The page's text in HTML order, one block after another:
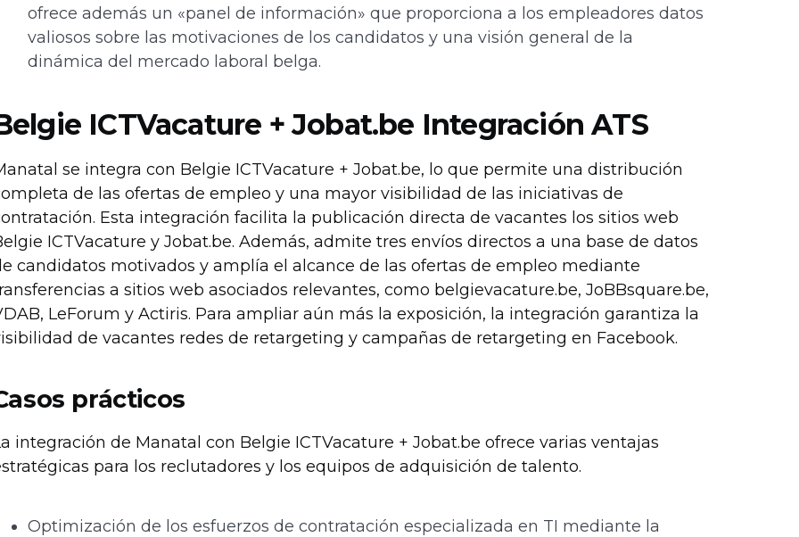
ofrece además un «panel de información» que proporciona a los empleadores datos
valiosos sobre las motivaciones de los candidatos y una visión general de la
dinámica del mercado laboral belga.
ICTVacature + Jobat.be Integración ATS
se integra con Belgie ICTVacature + Jobat.be, lo que permite una distribución
de las ofertas de empleo y una mayor visibilidad de las iniciativas de
Esta integración facilita la publicación directa de vacantes los sitios web
ICTVacature y Jobat.be. Además, admite tres envíos directos a una base de datos
candidatos motivados y amplía el alcance de las ofertas de empleo mediante
a sitios web asociados relevantes, como belgievacature.be, JoBBsquare.be,
LeForum y Actiris. Para ampliar aún más la exposición, la integración garantiza la
de vacantes redes de retargeting y campañas de retargeting en Facebook.
prácticos
integración de Manatal con Belgie ICTVacature + Jobat.be ofrece varias ventajas
para los reclutadores y los equipos de adquisición de talento.
Optimización de los esfuerzos de contratación especializada en TI mediante la